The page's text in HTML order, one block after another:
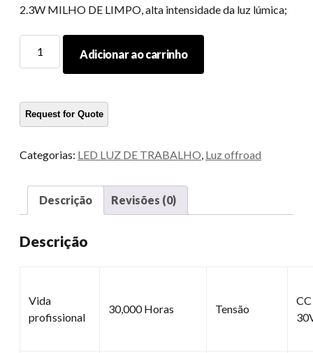
2.3W MILHO DE LIMPO, alta intensidade da luz lúmica;
quantidade
Adicionar ao carrinho
Categorias: LED LUZ DE TRABALHO Luz offroad
Descrição Revisões (0)
Descrição
Vida
profissional
30,000 Horas Tensão